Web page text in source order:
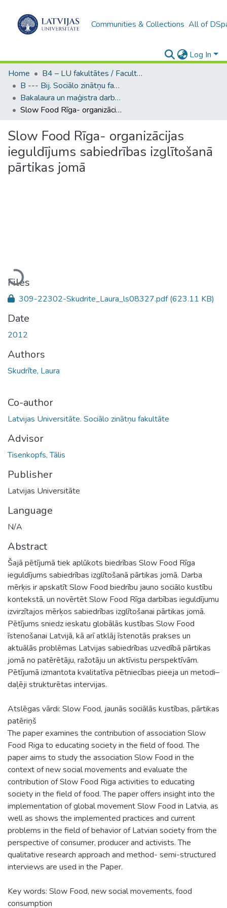
Communities & Collections All of
Log In
Home
B4 – LU fakultātes / Faculties of the UL
B --- Bij. Sociālo zinātņu fakultātes noslēguma darbi / Faculty of Social Sciences - Graduate works
Bakalaura un maģistra darbi (SZF) / Bachelor's and Master's theses
Slow Food Rīga- organizācijas ieguldījums sabiedrības izglītošanā pārtikas jomā
Slow Food Rīga- organizācijas
ieguldījums sabiedrības izglītošanā
pārtikas jomā
Loading...
Files
309-22302-Skudrite_Laura_ls08327.pdf(623.11 KB)
Date
2012
Authors
Skudrīte, Laura
Co-author
Latvijas Universitāte. Sociālo zinātņu fakultāte
Advisor
Tisenkopfs, Tālis
Publisher
Latvijas Universitāte
Language
N/A
Abstract
Šajā pētījumā tiek aplūkots biedrības Slow Food Rīga
ieguldījums sabiedrības izglītošanā pārtikas jomā. Darba
mērķis ir apskatīt Slow Food biedrību jauno sociālo kustību
kontekstā, un novērtēt Slow Food Rīga darbības ieguldījumu
izvirzītajos mērķos sabiedrības izglītošanai pārtikas jomā.
Pētījums sniedz ieskatu globālās kustības Slow Food
īstenošanai Latvijā, kā arī atklāj īstenotās prakses un
aktuālās problēmas Latvijas sabiedrības uzvedībā pārtikas
jomā no patērētāju, ražotāju un aktīvistu perspektīvām.
Pētījumā izmantota kvalitatīva pētniecības pieeja un metodi–
daļēji strukturētas intervijas.
Atslēgas vārdi: Slow Food, jaunās sociālās kustības, pārtikas
patēriņš
The paper examines the contribution of association Slow
Food Riga to educating society in the field of food. The
paper aims to study the association Slow Food in the
context of new social movements and evaluate the
contribution of Slow Food Riga activities to educating
society in the field of food. The paper offers insight into the
implementation of global movement Slow Food in Latvia, as
well as shows the implemented practices and current
problems in the field of behavior of Latvian society from the
perspective of consumer, producer and activists. The
qualitative research approach and method- semi-structured
interviews are used in the Paper.
Key words: Slow Food, new social movements, food
consumption